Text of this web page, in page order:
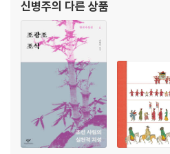
사흘 만에 빼앗긴 서울 │ 6·25 전쟁
[스토리 요약] 2개 국가로 완전히 갈라진
불가능에 도전한 맥아더의 결단 │ 인천
[스토리 요약] 인류 역사상 최고의 군사
가장 위대한 후퇴 │ 흥남 철수
[스토리 요약] 10만 명을 구한 크리스마
신병주의 다른 상품